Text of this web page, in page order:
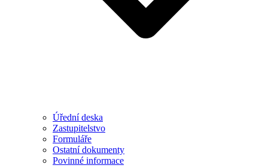
Úřední deska
Zastupitelstvo
Formuláře
Ostatní dokumenty
Povinné informace